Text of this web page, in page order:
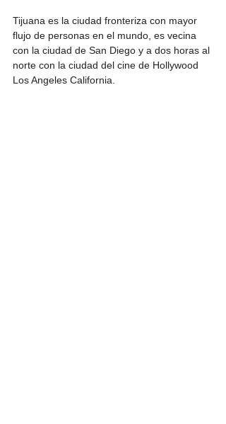
Tijuana es la ciudad fronteriza con mayor
flujo de personas en el mundo, es vecina
con la ciudad de San Diego y a dos horas al
norte con la ciudad del cine de Hollywood
Los Angeles California.